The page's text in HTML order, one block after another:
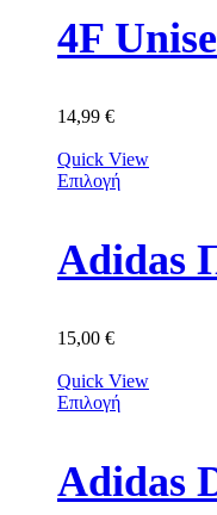
4F
14,99 €
Quick View
Επιλογή
Adidas
15,00 €
Quick View
Επιλογή
Adidas